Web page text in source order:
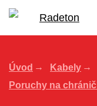
Úvod Kabely
Poruchy na